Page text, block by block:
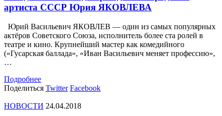
артиста СССР Юрия ЯКОВЛЕВА
Юрий Васильевич ЯКОВЛЕВ — один из самых популярных
актёров Советского Союза, исполнитель более ста ролей в
театре и кино. Крупнейший мастер как комедийного
(«Гусарская баллада», «Иван Васильевич меняет профессию»,
…
Подробнее
Поделиться Twitter Facebook
НОВОСТИ 24.04.2018